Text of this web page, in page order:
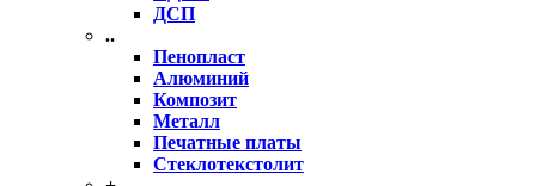
ДСП
..
Пенопласт
Алюминий
Композит
Металл
Печатные платы
Стеклотекстолит